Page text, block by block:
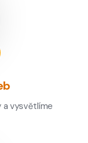
a vysvětlíme